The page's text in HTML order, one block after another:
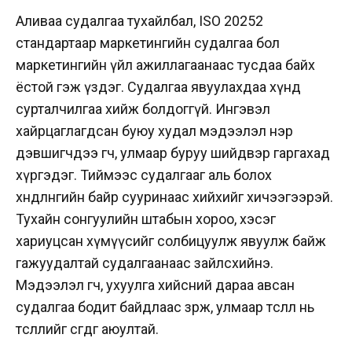
Аливаа судалгаа тухайлбал, ISO 20252
стандартаар маркетингийн судалгаа бол
маркетингийн үйл ажиллагаанаас тусдаа байх
ёстой гэж үздэг. Судалгаа явуулахдаа хүнд
сурталчилгаа хийж болдоггүй. Ингэвэл
хайрцаглагдсан буюу худал мэдээлэл нэр
дэвшигчдээ өгч, улмаар буруу шийдвэр гаргахад
хүргэдэг. Тиймээс судалгааг аль болох
хөндлөнгийн байр сууринаас хийхийг хичээгээрэй.
Тухайн сонгуулийн штабын хороо, хэсэг
хариуцсан хүмүүсийг солбицуулж явуулж байж
гажуудалтай судалгаанаас зайлсхийнэ.
Мэдээлэл өгч, ухуулга хийсний дараа авсан
судалгаа бодит байдлаас зөрж, улмаар төсөөлөл нь
төсөөллийг өсгөдөг аюултай.